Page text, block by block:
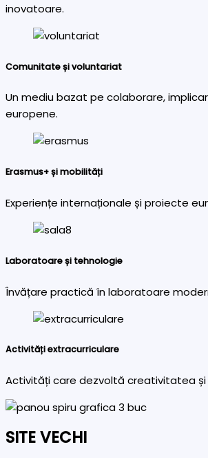
inovatoare.
Comunitate și voluntariat
Un mediu bazat pe colaborare,
europene.
Erasmus+ și mobilități
Experiențe internaționale și proiecte
Laboratoare și tehnologie
Învățare practică în laboratoare
Activități extracurriculare
Activități care dezvoltă creativitatea și
SITE VECHI